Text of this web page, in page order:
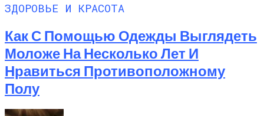
ЗДОРОВЬЕ И КРАСОТА
Как С Помощью Одежды Выглядеть
Моложе На Несколько Лет И
Нравиться Противоположному
Полу